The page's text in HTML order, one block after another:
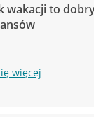
wakacji to
więcej